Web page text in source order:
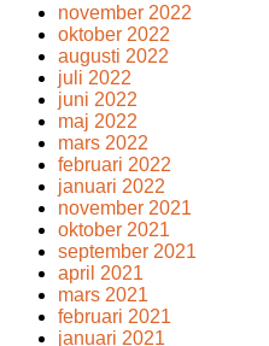
november 2022
oktober 2022
augusti 2022
juli 2022
juni 2022
maj 2022
mars 2022
februari 2022
januari 2022
november 2021
oktober 2021
september 2021
april 2021
mars 2021
februari 2021
januari 2021